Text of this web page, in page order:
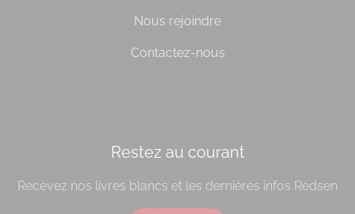
Nous rejoindre
Contactez-nous
Restez au courant
Recevez nos livres blancs et les dernières infos Redsen